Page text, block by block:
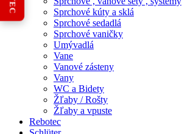
Sprchové kúty a sklá
Sprchové sedadlá
Sprchové vaničky
Umývadlá
Vane
Vanové zásteny
Vany
WC a Bidety
Žľaby / Rošty
Žľaby a vpuste
Rebotec